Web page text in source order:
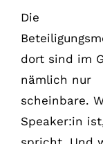
Die
dort sind im
nämlich nur
scheinbare.
Speaker:in